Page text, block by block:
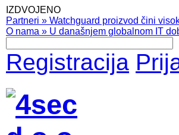
IZDVOJENO
Partneri » Watchguard proizvod čini
O nama » U današnjem globalnom IT
Registracija